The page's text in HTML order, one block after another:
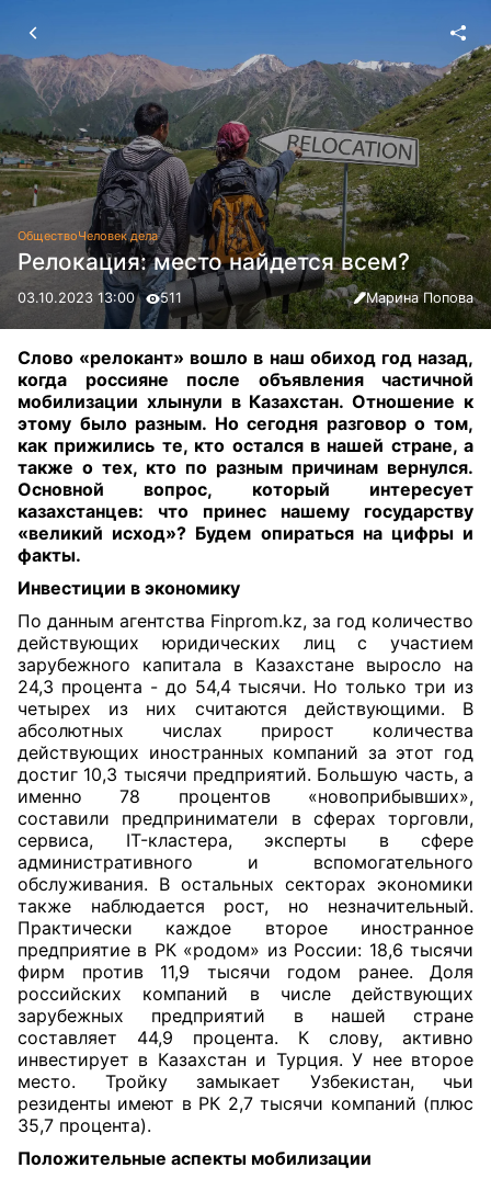
ОбществоЧеловек дела
Релокация: место найдется всем?
03.10.2023 13:00 511 Марина Попова
Слово «релокант» вошло в наш обиход год назад,
когда россияне после объявления частичной
мобилизации хлынули в Казахстан. Отношение к
этому было разным. Но сегодня разговор о том,
как прижились те, кто остался в нашей стране, а
также о тех, кто по разным причинам вернулся.
Основной вопрос, который интересует
казахстанцев: что принес нашему государству
«великий исход»? Будем опираться на цифры и
факты.
Инвестиции в экономику
По данным агентства Finprom.kz, за год количество
действующих юридических лиц с участием
зарубежного капитала в Казахстане выросло на
24,3 процента - до 54,4 тысячи. Но только три из
четырех из них считаются действующими. В
абсолютных числах прирост количества
действующих иностранных компаний за этот год
достиг 10,3 тысячи предприятий. Большую часть, а
именно 78 процентов «новоприбывших»,
составили предприниматели в сферах торговли,
сервиса, IT-кластера, эксперты в сфере
административного и вспомогательного
обслуживания. В остальных секторах экономики
также наблюдается рост, но незначительный.
Практически каждое второе иностранное
предприятие в РК «родом» из России: 18,6 тысячи
фирм против 11,9 тысячи годом ранее. Доля
российских компаний в числе действующих
зарубежных предприятий в нашей стране
составляет 44,9 процента. К слову, активно
инвестирует в Казахстан и Турция. У нее второе
место. Тройку замыкает Узбекистан, чьи
резиденты имеют в РК 2,7 тысячи компаний (плюс
35,7 процента).
Положительные аспекты мобилизации